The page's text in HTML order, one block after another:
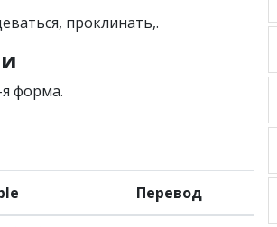
проклинать,.
форма.
Перевод